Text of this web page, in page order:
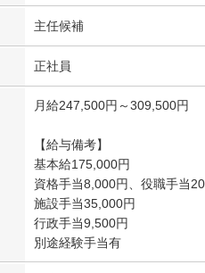
主任候補
正社員
月給247,500円～309,500円
【給与備考】
基本給175,000円
資格手当8,000円、役職手当
施設手当35,000円
行政手当9,500円
別途経験手当有